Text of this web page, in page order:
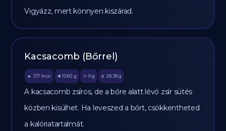
Vigyázz, mert könnyen kiszárad.
Kacsacomb (Bőrrel)
🔥 337 kcal 🥩 19.82 g 🥔 0g 🫒 28.38 g
A kacsacomb zsíros, de a bőre alatt lévő zsír sütés
közben kisülhet. Ha leveszed a bőrt, csökkentheted
a kalóriatartalmát.